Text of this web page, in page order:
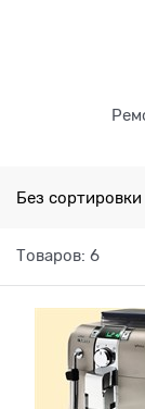
Без сортировки
Товаров: 6